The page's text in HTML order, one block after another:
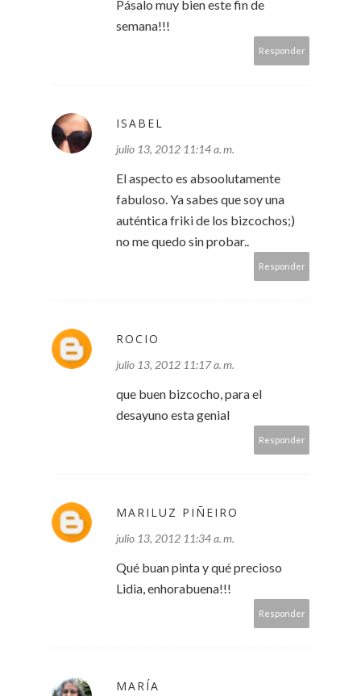
Pásalo muy bien este fin de
semana!!!
Responder
ISABEL
julio 13, 2012 11:14 a. m.
El aspecto es absoolutamente
fabuloso. Ya sabes que soy una
auténtica friki de los bizcochos;)
no me quedo sin probar..
Responder
ROCIO
julio 13, 2012 11:17 a. m.
que buen bizcocho, para el
desayuno esta genial
Responder
MARILUZ PIÑEIRO
julio 13, 2012 11:34 a. m.
Qué buan pinta y qué precioso
Lidia, enhorabuena!!!
Responder
MARÍA